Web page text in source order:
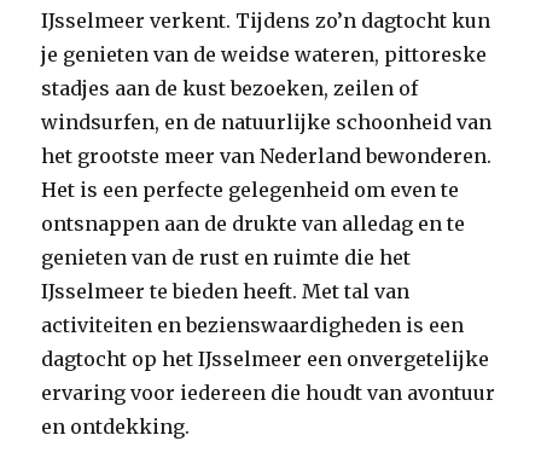
IJsselmeer verkent. Tijdens zo’n dagtocht kun
je genieten van de weidse wateren, pittoreske
stadjes aan de kust bezoeken, zeilen of
windsurfen, en de natuurlijke schoonheid van
het grootste meer van Nederland bewonderen.
Het is een perfecte gelegenheid om even te
ontsnappen aan de drukte van alledag en te
genieten van de rust en ruimte die het
IJsselmeer te bieden heeft. Met tal van
activiteiten en bezienswaardigheden is een
dagtocht op het IJsselmeer een onvergetelijke
ervaring voor iedereen die houdt van avontuur
en ontdekking.